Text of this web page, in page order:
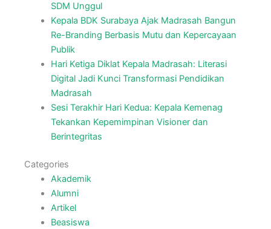
SDM Unggul
Kepala BDK Surabaya Ajak Madrasah Bangun
Re-Branding Berbasis Mutu dan Kepercayaan
Publik
Hari Ketiga Diklat Kepala Madrasah: Literasi
Digital Jadi Kunci Transformasi Pendidikan
Madrasah
Sesi Terakhir Hari Kedua: Kepala Kemenag
Tekankan Kepemimpinan Visioner dan
Berintegritas
Categories
Akademik
Alumni
Artikel
Beasiswa